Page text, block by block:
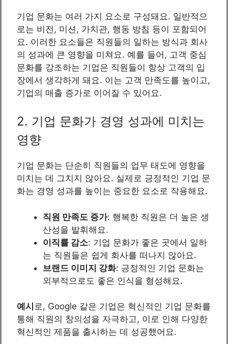
기업 문화는 여러 가지 요소로 구성돼요. 일반적으
로는 비전, 미션, 가치관, 행동 방침 등이 포함되어
요. 이러한 요소들은 직원들의 일하는 방식과 회사
의 성과에 큰 영향을 미쳐요. 예를 들어, 고객 중심
문화를 강조하는 기업은 직원들이 항상 고객의 입
장에서 생각하게 돼요. 이는 고객 만족도를 높이고,
기업의 매출 증가로 이어질 수 있어요.
2. 기업 문화가 경영 성과에 미치는
영향
기업 문화는 단순히 직원들의 업무 태도에 영향을
미치는 데 그치지 않아요. 실제로 긍정적인 기업 문
화는 경영 성과를 높이는 중요한 요소로 작용해요.
직원 만족도 증가: 행복한 직원은 더 높은 생
산성을 발휘해요.
이직률 감소: 기업 문화가 좋은 곳에서 일하
는 직원들은 쉽게 회사를 떠나지 않아요.
브랜드 이미지 강화: 긍정적인 기업 문화는
외부적으로도 좋은 인식을 형성해요.
예시 로, Google 같은 기업은 혁신적인 기업 문화를
통해 직원의 창의성을 자극하고, 이로 인해 다양한
혁신적인 제품을 출시하는 데 성공했어요.